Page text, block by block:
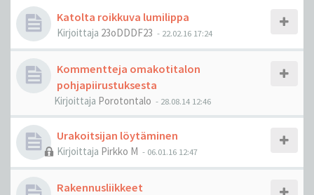
Katolta roikkuva lumilippa
Kirjoittaja 23oDDDF23 - 22.02.16 17:24
Kommentteja omakotitalon
pohjapiirustuksesta
Kirjoittaja Porotontalo - 28.08.14 12:46
Urakoitsijan löytäminen
Kirjoittaja Pirkko M - 06.01.16 12:47
Rakennusliikkeet